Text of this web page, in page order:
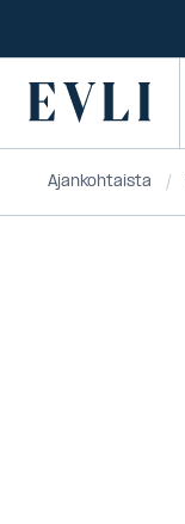
Primary
Ajankohtaista